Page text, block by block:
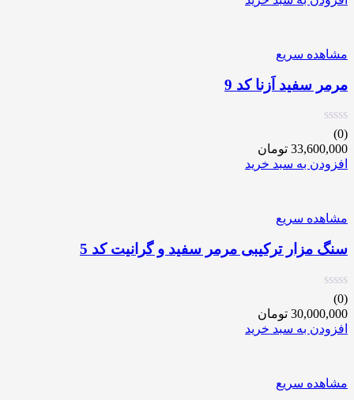
مشاهده سریع
مرمر سفید اَزنا کد 9
(0)
33,600,000 تومان
افزودن به سبد خرید
مشاهده سریع
سنگ مزار ترکیبی مرمر سفید و گرانیت کد 5
(0)
30,000,000 تومان
افزودن به سبد خرید
مشاهده سریع